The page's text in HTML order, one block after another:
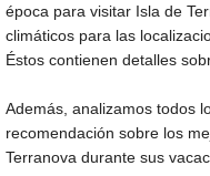
época para visitar Isla de
climáticos para las
Éstos contienen detalles
Además, analizamos todos
recomendación sobre los
Terranova durante sus